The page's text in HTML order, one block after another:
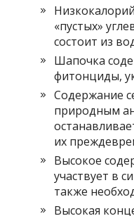
«пустых»
состоит из
Шапочка
фитонциды,
Содержание
природным
их
Высокое
участвует в
также
Высокая